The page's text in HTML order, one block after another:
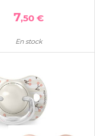
7,50 €
En stock